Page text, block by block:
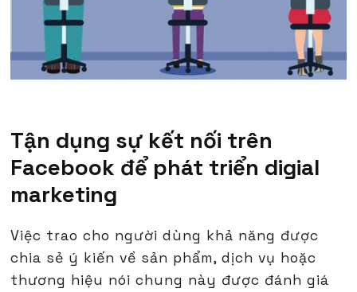
Tận dụng sự kết nối trên
Facebook để phát triển digial
marketing
Việc trao cho người dùng khả năng được
chia sẻ ý kiến về sản phẩm, dịch vụ hoặc
thương hiệu nói chung này được đánh giá